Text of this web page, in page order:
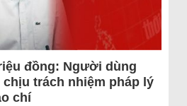
đồng: Người dùng
trách nhiệm pháp lý
chí